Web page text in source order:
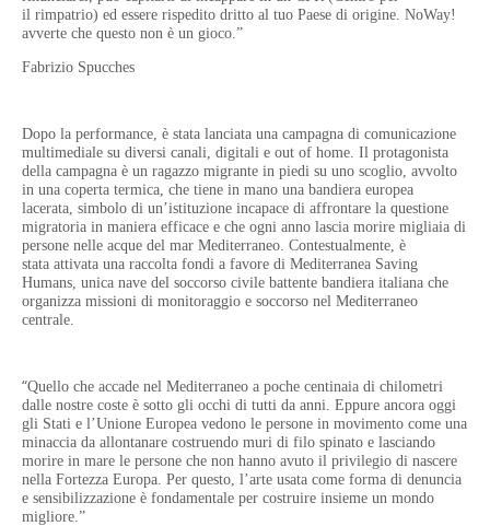
il rimpatrio) ed essere rispedito dritto al tuo Paese di origine. NoWay!
avverte che questo non è un gioco.”
Fabrizio Spucches
Dopo la performance, è stata lanciata una campagna di comunicazione
multimediale su diversi canali, digitali e out of home. Il protagonista
della campagna è un ragazzo migrante in piedi su uno scoglio, avvolto
in una coperta termica, che tiene in mano una bandiera europea
lacerata, simbolo di un’istituzione incapace di affrontare la questione
migratoria in maniera efficace e che ogni anno lascia morire migliaia di
persone nelle acque del mar Mediterraneo. Contestualmente, è
stata attivata una raccolta fondi a favore di Mediterranea Saving
Humans, unica nave del soccorso civile battente bandiera italiana che
organizza missioni di monitoraggio e soccorso nel Mediterraneo
centrale.
“Quello che accade nel Mediterraneo a poche centinaia di chilometri
dalle nostre coste è sotto gli occhi di tutti da anni. Eppure ancora oggi
gli Stati e l’Unione Europea vedono le persone in movimento come una
minaccia da allontanare costruendo muri di filo spinato e lasciando
morire in mare le persone che non hanno avuto il privilegio di nascere
nella Fortezza Europa. Per questo, l’arte usata come forma di denuncia
e sensibilizzazione è fondamentale per costruire insieme un mondo
migliore.”